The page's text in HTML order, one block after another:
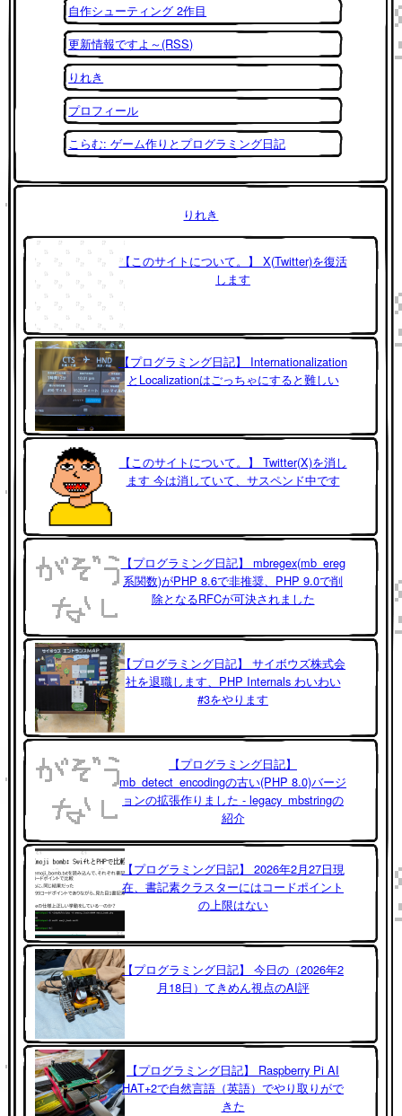
自作シューティング 2作目
更新情報ですよ～(RSS)
りれき
プロフィール
こらむ: ゲーム作りとプログラミング日記
りれき
【このサイトについて。】 X(Twitter)を復活
します
【プログラミング日記】 Internationalization
とLocalizationはごっちゃにすると難しい
【このサイトについて。】 Twitter(X)を消し
ます 今は消していて、サスペンド中です
【プログラミング日記】 mbregex(mb_ereg
系関数)がPHP 8.6で非推奨、PHP 9.0で削
除となるRFCが可決されました
【プログラミング日記】 サイボウズ株式会
社を退職します、PHP Internals わいわい
#3をやります
【プログラミング日記】
mb_detect_encodingの古い(PHP 8.0)バージ
ョンの拡張作りました - legacy_mbstringの
紹介
【プログラミング日記】 2026年2月27日現
在、書記素クラスターにはコードポイント
の上限はない
【プログラミング日記】 今日の（2026年2
月18日）てきめん視点のAI評
【プログラミング日記】 Raspberry Pi AI
HAT+2で自然言語（英語）でやり取りがで
きた